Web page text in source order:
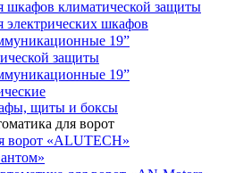
шкафов климатической защиты
электрических шкафов
19”
защиты
19”
щиты и боксы
для ворот
ворот «ALUTECH»